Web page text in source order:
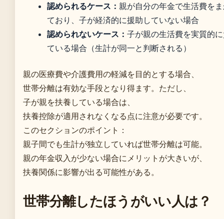
認められるケース： 親が自分の年金で生活費を
ており、子が経済的に援助していない場合
認められないケース： 子が親の生活費を実質的
ている場合（生計が同一と判断される）
親の医療費や介護費用の軽減を目的とする場合、
世帯分離は有効な手段となり得ます。ただし、
子が親を扶養している場合は、
扶養控除が適用されなくなる点に注意が必要です。
このセクションのポイント：
親子間でも生計が独立していれば世帯分離は可能。
親の年金収入が少ない場合にメリットが大きいが、
扶養関係に影響が出る可能性がある。
世帯分離したほうがいい人は？